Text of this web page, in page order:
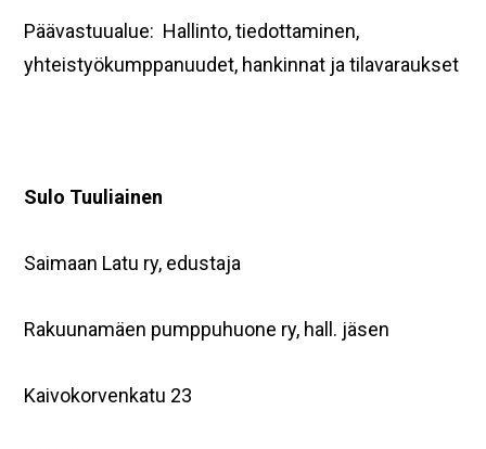
Päävastuualue: Hallinto, tiedottaminen,
yhteistyökumppanuudet, hankinnat ja tilavaraukset
Sulo Tuuliainen
Saimaan Latu ry, edustaja
Rakuunamäen pumppuhuone ry, hall. jäsen
Kaivokorvenkatu 23